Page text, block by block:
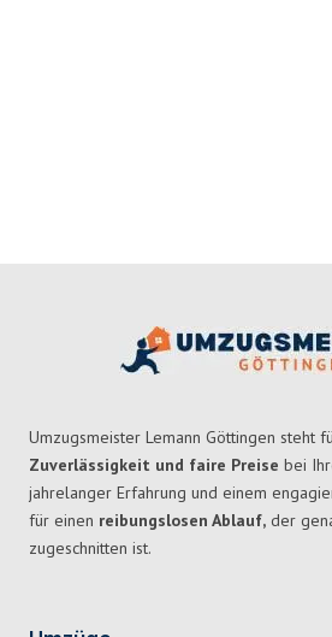
Umzugsmeister Lemann Göttingen steht
Zuverlässigkeit und faire Preise bei
jahrelanger Erfahrung und einem
für einen reibungslosen Ablauf, der
zugeschnitten ist.